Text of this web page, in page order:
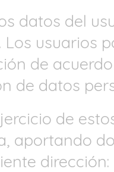
datos del
. Los usuarios
de
de datos
de
aportando
dirección: